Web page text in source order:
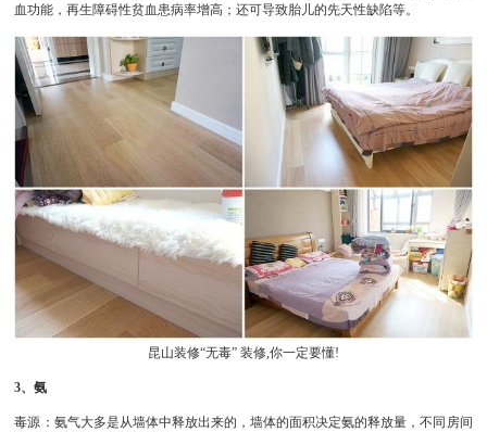
血功能，再生障碍性贫血患病率增高；还可导致胎儿的先天性缺陷等。
昆山装修“无毒” 装修,你一定要懂!
3、氨
毒源：氨气大多是从墙体中释放出来的，墙体的面积决定氨的释放量，不同房间